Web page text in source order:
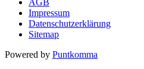
AGB
Impressum
Datenschutzerklärung
Sitemap
Powered by Puntkomma